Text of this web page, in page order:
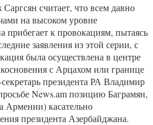
считает, что всем давно
на высоком уровне
прибегает к провокациям, пытаясь
заявления из этой серии, с
была осуществлена в центре
с Арцахом или границе
президента РА Владимир
News.am позицию Баграмян,
Армении) касательно
президента Азербайджана.